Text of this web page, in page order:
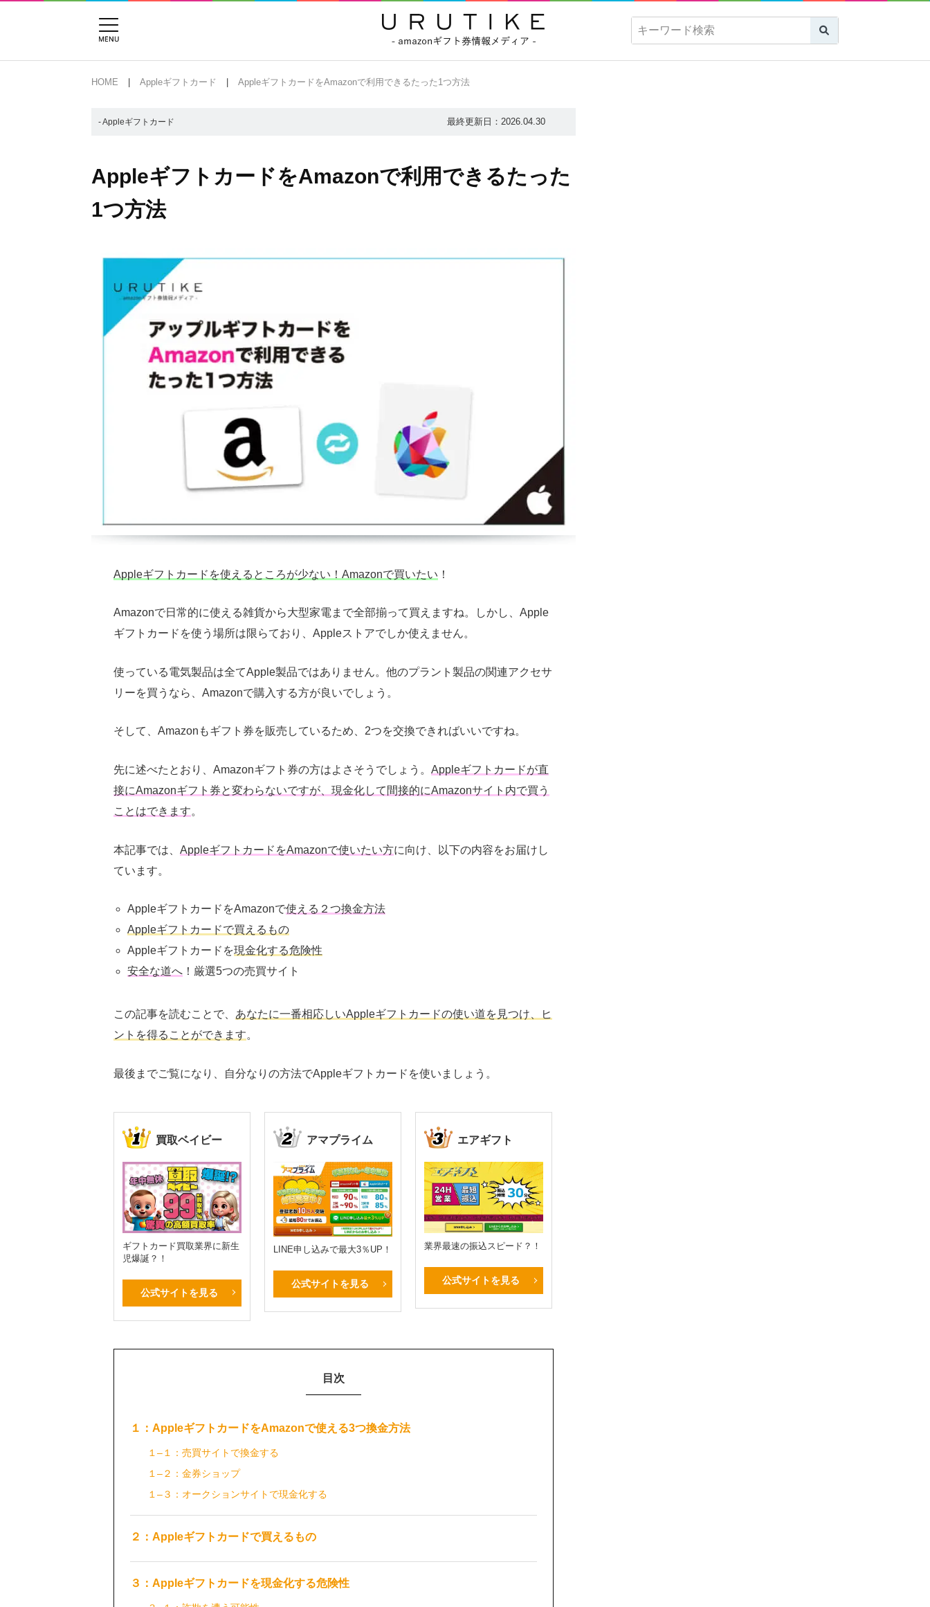
HOME Appleギフトカード AppleギフトカードをAmazonで利用できるたった1つ方法
- Appleギフトカード 最終更新日： 2026.04.30
AppleギフトカードをAmazonで利用できるたった
1つ方法
Appleギフトカードを使えるところが少ない！ Amazonで買いたい ！
Amazonで日常的に使える雑貨から大型家電まで全部揃って買えますね。しかし、Apple
ギフトカードを使う場所は限らており、 Appleストアでしか使えません。
使っている電気製品は全てApple製品ではありません。他のプラント製品の関連アクセサ
リーを買うなら、 Amazonで購入する方が良いでしょう。
そして、 Amazon もギフト券を販売しているため、 2つを交換できればいいですね。
先に述べたとおり、 Amazonギフト券の方はよさそうでしょう。 Appleギフトカードが直
接にAmazonギフト券と変わらないですが、現金化して間接的にAmazonサイト内で買う
ことはできます。
本記事では、 Appleギフトカード をAmazonで使いたい方に向け、以下の内容をお届けし
ています。
AppleギフトカードをAmazonで使える２つ換金方法
Appleギフトカードで買えるもの
Appleギフトカードを現金化する危険性
安全な道へ ！厳選5つの売買サイト
この記事を読むことで、 あなたに一番相応しいAppleギフトカードの使い道を見つけ、ヒ
ントを得ることができます。
最後までご覧になり、自分なりの方法でAppleギフトカードを使いましょう。
買取ベイビー
ギフトカード買取業界に新生
児爆誕？！
公式サイトを見る
アマプライム
LINE申し込みで最大3％UP！
公式サイトを見る
エアギフト
業界最速の振込スピード？！
公式サイトを見る
目次
１：AppleギフトカードをAmazonで使える3つ換金方法
１–１：売買サイトで換金する
１–２：金券ショップ
１–３：オークションサイトで現金化する
２：Appleギフトカードで買えるもの
３：Appleギフトカードを現金化する危険性